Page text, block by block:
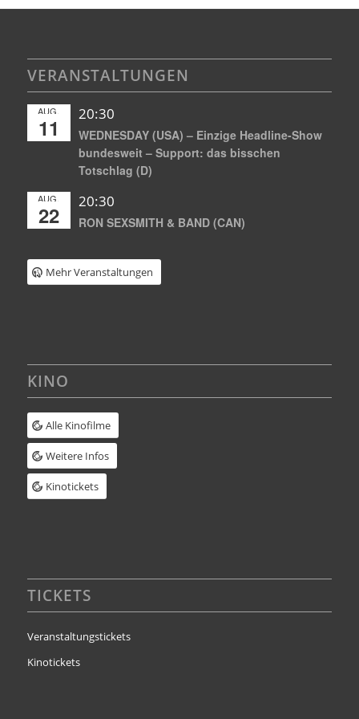
VERANSTALTUNGEN
AUG.
11
20:30
WEDNESDAY (USA) – Einzige Headline-Show
bundesweit – Support: das bisschen
Totschlag (D)
AUG.
22
20:30
RON SEXSMITH & BAND (CAN)
Mehr Veranstaltungen
KINO
Alle Kinofilme
Weitere Infos
Kinotickets
TICKETS
Veranstaltungstickets
Kinotickets